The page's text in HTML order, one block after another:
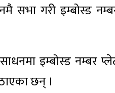
सभा गरी इम्बोस्ड
इम्बोस्ड नम्बर
छन् ।